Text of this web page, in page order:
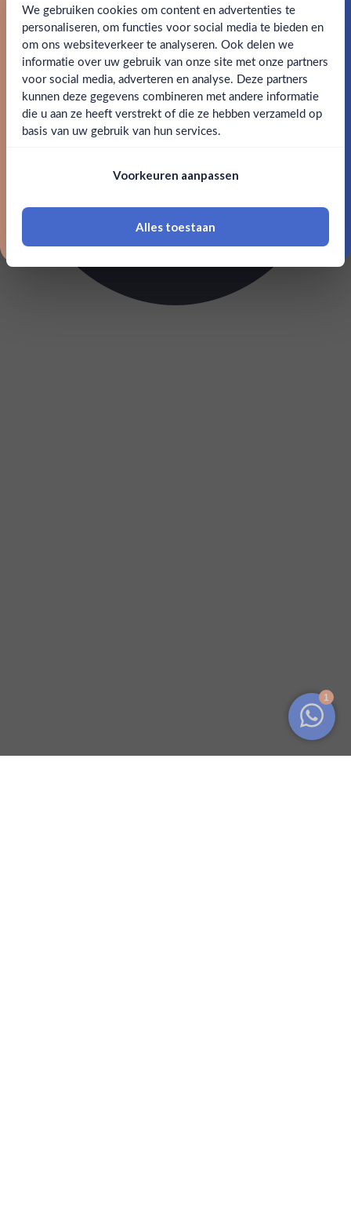
Ben jij 18 jaar of ouder?
Ja Nee
18 jaar of ouder zijn
We gebruiken cookies om content en advertenties te
personaliseren, om functies voor social media te bieden en
om ons websiteverkeer te analyseren. Ook delen we
informatie over uw gebruik van onze site met onze partners
voor social media, adverteren en analyse. Deze partners
kunnen deze gegevens combineren met andere informatie
die u aan ze heeft verstrekt of die ze hebben verzameld op
basis van uw gebruik van hun services.
Voorkeuren aanpassen
Alles toestaan
Schrijf je in en ontvang direct 5% korting op je eerste
bestelling.
Email
Claim mijn korting